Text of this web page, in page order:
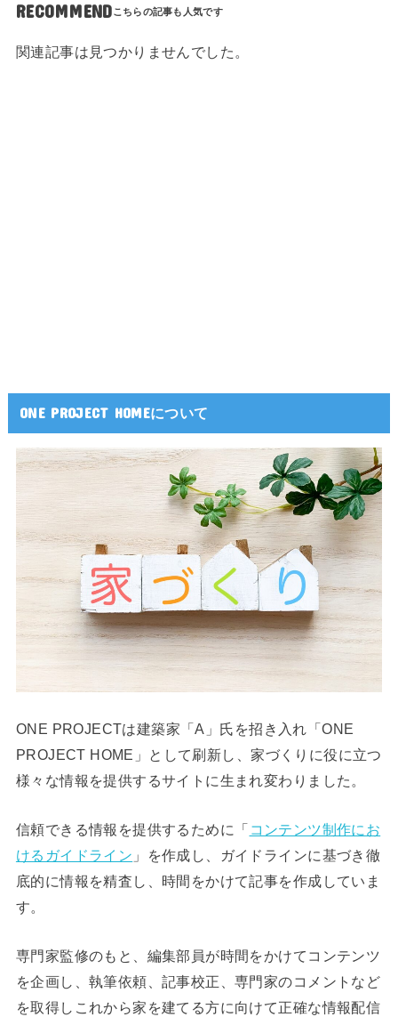
RECOMMEND
関連記事は見つかりませんでした。
ONE PROJECT HOMEについて
ONE PROJECTは建築家「A」氏を招き入れ「ONE
PROJECT HOME」として刷新し、家づくりに役に立つ
様々な情報を提供するサイトに生まれ変わりました。
信頼できる情報を提供するために「 コンテンツ制作にお
けるガイドライン 」を作成し、ガイドラインに基づき徹
底的に情報を精査し、時間をかけて記事を作成していま
す。
専門家監修のもと、編集部員が時間をかけてコンテンツ
を企画し、執筆依頼、記事校正、専門家のコメントなど
を取得しこれから家を建てる方に向けて正確な情報配信